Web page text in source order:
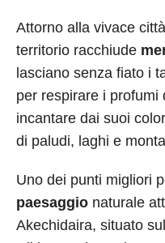
Attorno alla vivace
territorio racchiude
lasciano senza fiato i
per respirare i profumi
incantare dai suoi
di paludi, laghi e
Uno dei punti migliori
paesaggio naturale
Akechidaira, situato